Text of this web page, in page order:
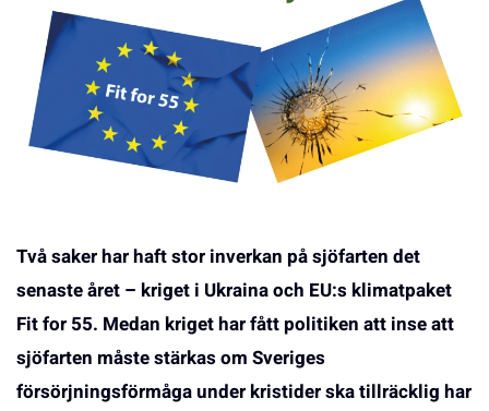
Två saker har haft stor inverkan på sjöfarten det
senaste året – kriget i Ukraina och EU:s klimatpaket
Fit for 55. Medan kriget har fått politiken att inse att
sjöfarten måste stärkas om Sveriges
försörjningsförmåga under kristider ska tillräcklig har